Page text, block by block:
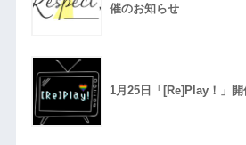
催のお知らせ
1月25日「[Re]Play！」